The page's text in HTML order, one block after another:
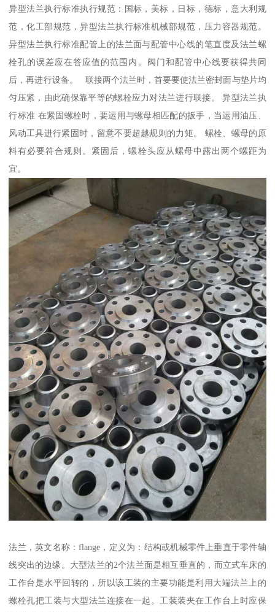
异型法兰执行标准执行规范：国标，美标，日标，德标，意大利规
范，化工部规范，异型法兰执行标准机械部规范，压力容器规范。
异型法兰执行标准配管上的法兰面与配管中心线的笔直度及法兰螺
栓孔的误差应在答应值的范围内。阀门和配管中心线要获得共同
后，再进行设备。 联接两个法兰时，首要要使法兰密封面与垫片均
匀压紧，由此确保靠平等的螺栓应力对法兰进行联接。 异型法兰执
行标准 在紧固螺栓时，要运用与螺母相匹配的扳手，当运用油压、
风动工具进行紧固时，留意不要超越规则的力矩。 螺栓、螺母的原
料有必要符合规则。紧固后，螺栓头应从螺母中露出两个螺距为
宜。
法兰，英文名称：flange，定义为：结构或机械零件上垂直于零件轴
线突出的边缘。大型法兰的2个法兰面是相互垂直的，而立式车床的
工作台是水平回转的，所以该工装的主要功能是利用大端法兰上的
螺栓孔把工装与大型法兰连接在一起。工装装夹在工作台上时应保